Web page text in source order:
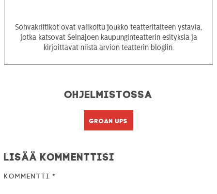
Sohvakriitikot ovat valikoitu joukko teatteritaiteen ystäviä,
jotka katsovat Seinäjoen kaupunginteatterin esityksiä ja
kirjoittavat niistä arvion teatterin blogiin.
Ohjelmistossa
Groan Ups
Lisää kommenttisi
Kommentti *